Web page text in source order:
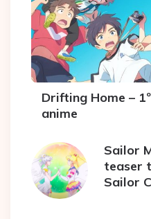
Drifting Home –
anime
Sailor
teaser
Sailor